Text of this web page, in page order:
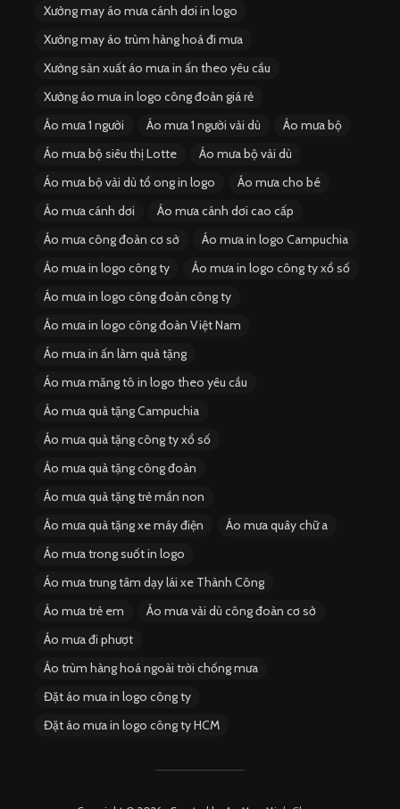
Xưởng may áo mưa cánh dơi in logo
Xưởng may áo trùm hàng hoá đi mưa
Xưởng sản xuất áo mưa in ấn theo yêu cầu
Xưởng áo mưa in logo công đoàn giá rẻ
Áo mưa 1 người
Áo mưa 1 người vải dù
Áo mưa bộ
Áo mưa bộ siêu thị Lotte
Áo mưa bộ vải dù
Áo mưa bộ vải dù tổ ong in logo
Áo mưa cho bé
Áo mưa cánh dơi
Áo mưa cánh dơi cao cấp
Áo mưa công đoàn cơ sở
Áo mưa in logo Campuchia
Áo mưa in logo công ty
Áo mưa in logo công ty xổ số
Áo mưa in logo công đoàn công ty
Áo mưa in logo công đoàn Việt Nam
Áo mưa in ấn làm quà tặng
Áo mưa măng tô in logo theo yêu cầu
Áo mưa quà tặng Campuchia
Áo mưa quà tặng công ty xổ số
Áo mưa quà tặng công đoàn
Áo mưa quà tặng trẻ mần non
Áo mưa quà tặng xe máy điện
Áo mưa quây chữ a
Áo mưa trong suốt in logo
Áo mưa trung tâm dạy lái xe Thành Công
Áo mưa trẻ em
Áo mưa vải dù công đoàn cơ sở
Áo mưa đi phượt
Áo trùm hàng hoá ngoài trời chống mưa
Đặt áo mưa in logo công ty
Đặt áo mưa in logo công ty HCM